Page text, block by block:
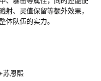
射、灵值保留等额外效果，
体队伍的实力。
苏恩熙